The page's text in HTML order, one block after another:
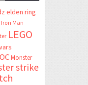
elden ring
Iron Man
LEGO
Monster
strike